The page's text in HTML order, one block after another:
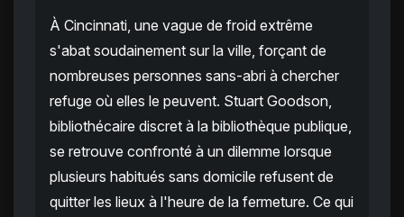
À Cincinnati, une vague de froid extrême
s'abat soudainement sur la ville, forçant de
nombreuses personnes sans-abri à chercher
refuge où elles le peuvent. Stuart Goodson,
bibliothécaire discret à la bibliothèque publique,
se retrouve confronté à un dilemme lorsque
plusieurs habitués sans domicile refusent de
quitter les lieux à l'heure de la fermeture. Ce qui